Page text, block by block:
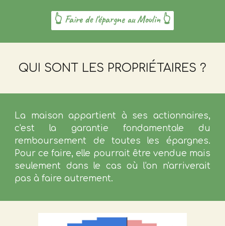
👆 Faire de l'épargne au Moulin 👆
QUI SONT LES PROPRIÉTAIRES ?
La maison appartient à ses actionnaires,
c'est la garantie fondamentale du
remboursement de toutes les épargnes.
Pour ce faire, elle pourrait être vendue mais
seulement dans le cas où l'on n'arriverait
pas à faire autrement.